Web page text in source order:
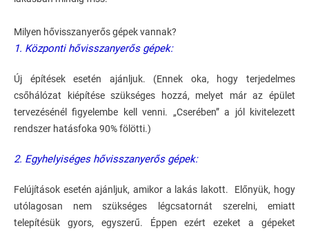
Milyen hővisszanyerős gépek vannak?
1. Központi hővisszanyerős gépek:
Új építések esetén ajánljuk. (Ennek oka, hogy terjedelmes
csőhálózat kiépítése szükséges hozzá, melyet már az épület
tervezésénél figyelembe kell venni. „Cserében” a jól kivitelezett
rendszer hatásfoka 90% fölötti.)
2. Egyhelyiséges hővisszanyerős gépek:
Felújítások esetén ajánljuk, amikor a lakás lakott. Előnyük, hogy
utólagosan nem szükséges légcsatornát szerelni, emiatt
telepítésük gyors, egyszerű. Éppen ezért ezeket a gépeket